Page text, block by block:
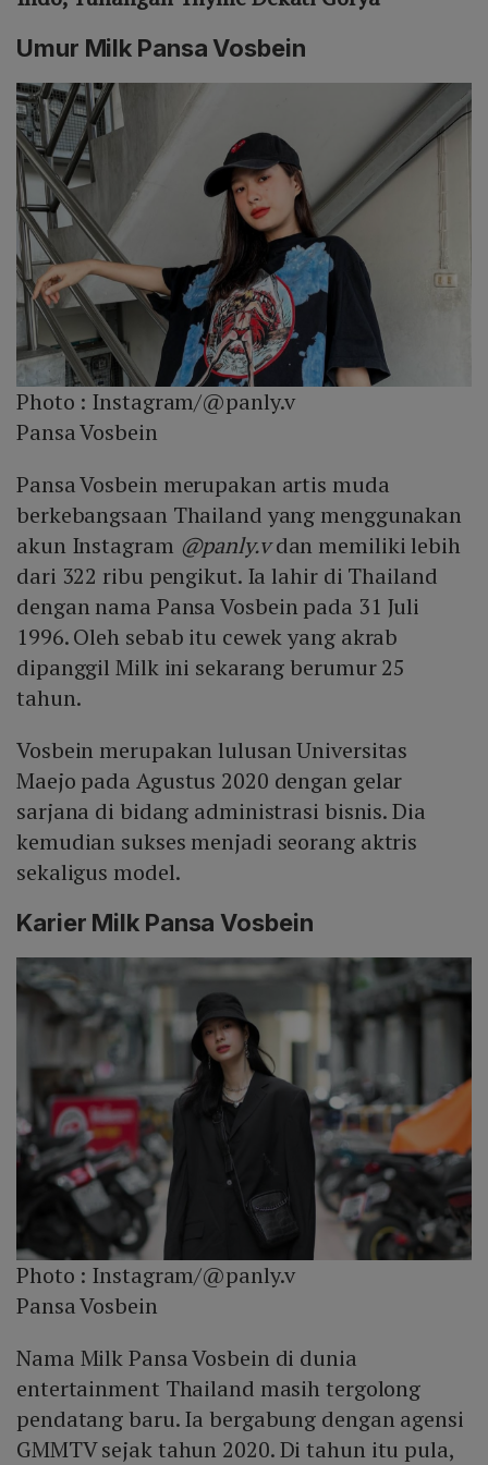
Umur Milk Pansa Vosbein
Photo : Instagram/@panly.v
Pansa Vosbein
Pansa Vosbein merupakan artis muda
berkebangsaan Thailand yang menggunakan
akun Instagram @panly.vdan memiliki lebih
dari 322 ribu pengikut. Ia lahir di Thailand
dengan nama Pansa Vosbein pada 31 Juli
1996. Oleh sebab itu cewek yang akrab
dipanggil Milk ini sekarang berumur 25
tahun.
Vosbein merupakan lulusan Universitas
Maejo pada Agustus 2020 dengan gelar
sarjana di bidang administrasi bisnis. Dia
kemudian sukses menjadi seorang aktris
sekaligus model.
Karier Milk Pansa Vosbein
Photo : Instagram/@panly.v
Pansa Vosbein
Nama Milk Pansa Vosbein di dunia
entertainment Thailand masih tergolong
pendatang baru. Ia bergabung dengan agensi
GMMTV sejak tahun 2020. Di tahun itu pula,